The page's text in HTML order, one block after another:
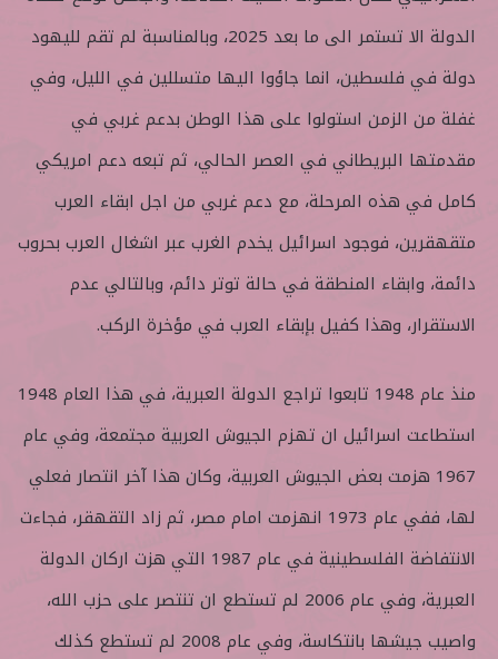
الدولة الا تستمر الى ما بعد 2025، وبالمناسبة لم تقم لليهود
دولة في فلسطين، انما جاؤوا اليها متسللين في الليل، وفي
غفلة من الزمن استولوا على هذا الوطن بدعم غربي في
مقدمتها البريطاني في العصر الحالي، ثم تبعه دعم امريكي
كامل في هذه المرحلة، مع دعم غربي من اجل ابقاء العرب
متقهقرين، فوجود اسرائيل يخدم الغرب عبر اشغال العرب بحروب
دائمة، وابقاء المنطقة في حالة توتر دائم، وبالتالي عدم
الاستقرار، وهذا كفيل بإبقاء العرب في مؤخرة الركب.
منذ عام 1948 تابعوا تراجع الدولة العبرية، في هذا العام 1948
استطاعت اسرائيل ان تهزم الجيوش العربية مجتمعة، وفي عام
1967 هزمت بعض الجيوش العربية، وكان هذا آخر انتصار فعلي
لها، ففي عام 1973 انهزمت امام مصر، ثم زاد التقهقر، فجاءت
الانتفاضة الفلسطينية في عام 1987 التي هزت اركان الدولة
العبرية، وفي عام 2006 لم تستطع ان تنتصر على حزب الله،
واصيب جيشها بانتكاسة، وفي عام 2008 لم تستطع كذلك